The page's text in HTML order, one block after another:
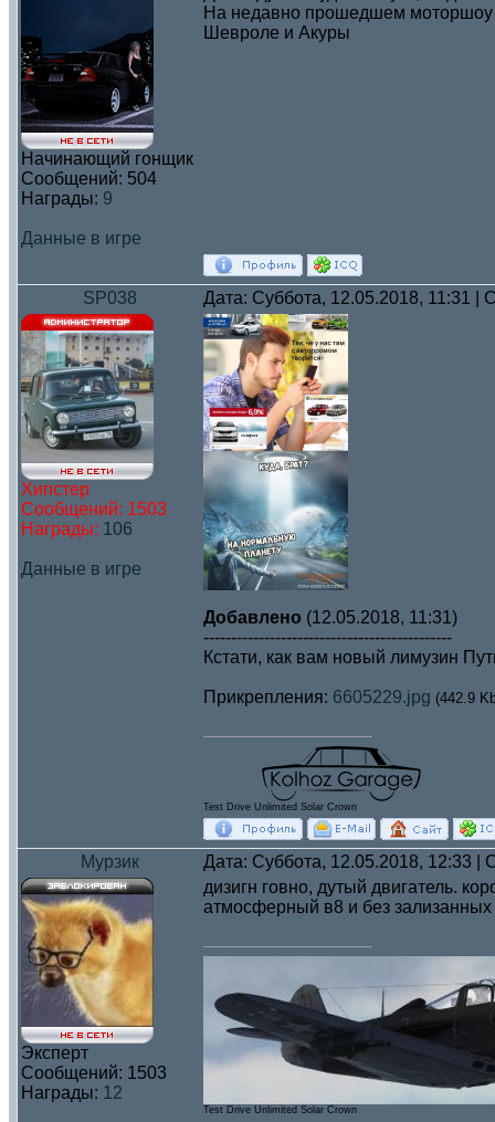
Начинающий гонщик
Сообщений: 504
Награды: 9
Данные в игре
На недавно прошедшем моторшоу
Шевроле и Акуры
SP038 Дата: Суббота, 12.05.2018, 11:31 |
Хипстер
Сообщений: 1503
Награды: 106
Данные в игре
Добавлено (12.05.2018, 11:31)
---------------------------------------------
Кстати, как вам новый лимузин
Прикрепления: 6605229.jpg (442.9
Test Drive Unlimited Solar Crown
Мурзик Дата: Суббота, 12.05.2018, 12:33
Эксперт
Сообщений: 1503
Награды: 12
дизигн говно, дутый двигатель.
атмосферный в8 и без
Test Drive Unlimited Solar Crown